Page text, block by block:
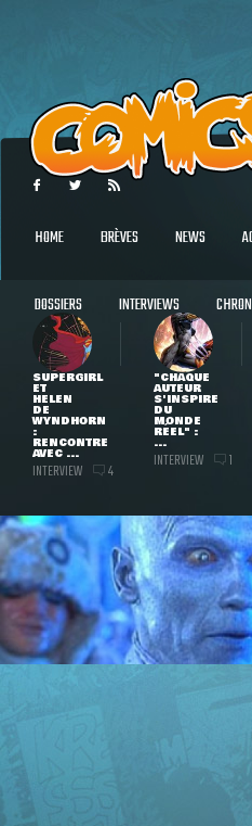
HOME BRÈVES NEWS
DOSSIERS INTERVIEWS
SUPERGIRL
ET
HELEN
DE
WYNDHORN
:
RENCONTRE
AVEC ...
INTERVIEW 4
"CHAQUE
AUTEUR
S'INSPIRE
DU
MONDE
RÉEL" :
...
INTERVIEW 1